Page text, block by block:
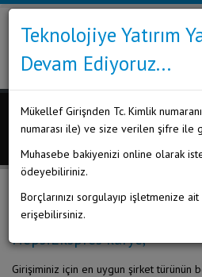
MEHMET CAAK
Müşavir
Anasayfa Bizden Haberler
Bizden Haberler
Şirket Kuruluşu 24 Saatte
Kurye, Trendyol Kurye, Getir
HepsiEkspres kurye,
Girişiminiz için en uygun şirket türünün
Teknolojiye Yatırım
Devam Ediyoruz...
Mükellef Girişnden Tc. Kimlik
numarası ile) ve size verilen şifre ile
Muhasebe bakiyenizi online olarak
ödeyebiliriniz.
Borçlarınızı sorgulayıp işletmenize
erişebilirsiniz.